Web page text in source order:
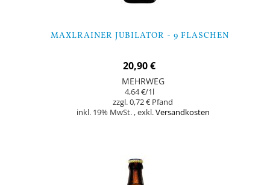
MAXLRAINER JUBILATOR - 9 FLASCHEN
20,90 €
MEHRWEG
4,64 €/1l
0,72 €
inkl. 19% MwSt. ,exkl.Versandkosten